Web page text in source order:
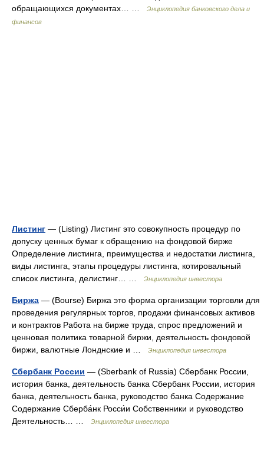
обращающихся документах… …
Энциклопедия банковского дела и
финансов
Листинг — (Listing) Листинг это совокупность процедур по
допуску ценных бумаг к обращению на фондовой бирже
Определение листинга, преимущества и недостатки листинга,
виды листинга, этапы процедуры листинга, котировальный
список листинга, делистинг… …
Энциклопедия инвестора
Биржа — (Bourse) Биржа это форма организации торговли для
проведения регулярных торгов, продажи финансовых активов
и контрактов Работа на бирже труда, спрос предложений и
ценновая политика товарной биржи, деятельность фондовой
биржи, валютные Лонднские и …
Энциклопедия инвестора
Сбербанк России — (Sberbank of Russia) Сбербанк России,
история банка, деятельность банка Сбербанк России, история
банка, деятельность банка, руководство банка Содержание
Содержание Сберба́нк Росси́и Собственники и руководство
Деятельность… …
Энциклопедия инвестора